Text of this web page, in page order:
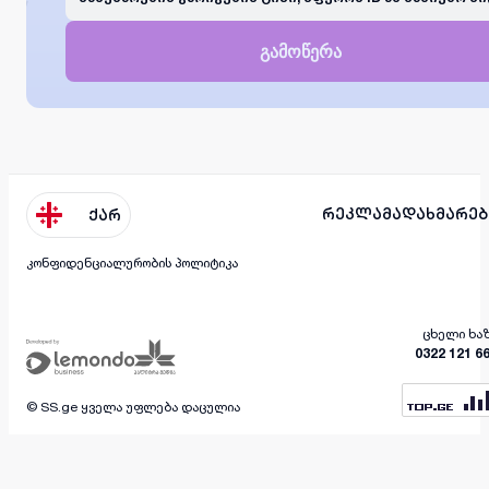
გამოწერა
ქარ რეკლამა
კონფიდენციალურობის პოლიტიკა
ცხელი
0322 121
© SS.ge ყველა უფლება დაცულია